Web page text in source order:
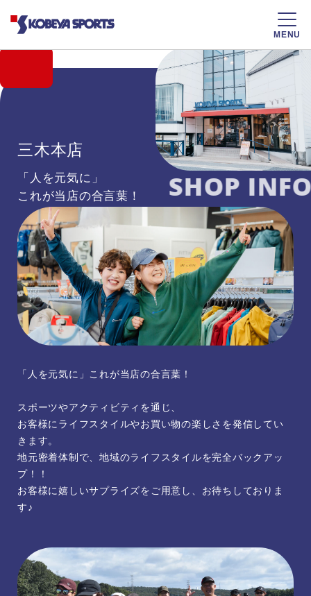
MENU
三木本店
「人を元気に」
これが当店の合言葉！
SHOP
「人を元気に」これが当店の合言葉！
スポーツやアクティビティを通じ、
お客様にライフスタイルやお買い物の楽しさを発信してい
きます。
地元密着体制で、地域のライフスタイルを完全バックアッ
プ！！
お客様に嬉しいサプライズをご用意し、お待ちしておりま
す♪